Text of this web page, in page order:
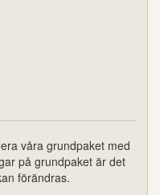
våra grundpaket med
på grundpaket är det
förändras.